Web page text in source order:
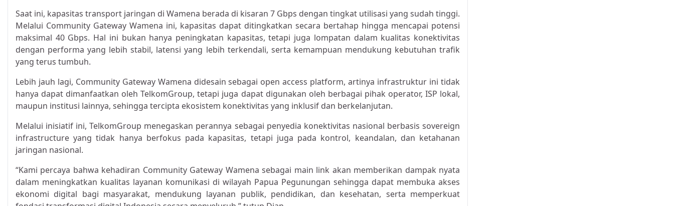
Saat ini, kapasitas transport jaringan di Wamena berada di kisaran 7 Gbps dengan tingkat utilisasi yang sudah tinggi.
Melalui Community Gateway Wamena ini, kapasitas dapat ditingkatkan secara bertahap hingga mencapai potensi
maksimal 40 Gbps. Hal ini bukan hanya peningkatan kapasitas, tetapi juga lompatan dalam kualitas konektivitas
dengan performa yang lebih stabil, latensi yang lebih terkendali, serta kemampuan mendukung kebutuhan trafik
yang terus tumbuh.
Lebih jauh lagi, Community Gateway Wamena didesain sebagai open access platform, artinya infrastruktur ini tidak
hanya dapat dimanfaatkan oleh TelkomGroup, tetapi juga dapat digunakan oleh berbagai pihak operator, ISP lokal,
maupun institusi lainnya, sehingga tercipta ekosistem konektivitas yang inklusif dan berkelanjutan.
Melalui inisiatif ini, TelkomGroup menegaskan perannya sebagai penyedia konektivitas nasional berbasis sovereign
infrastructure yang tidak hanya berfokus pada kapasitas, tetapi juga pada kontrol, keandalan, dan ketahanan
jaringan nasional.
“Kami percaya bahwa kehadiran Community Gateway Wamena sebagai main link akan memberikan dampak nyata
dalam meningkatkan kualitas layanan komunikasi di wilayah Papua Pegunungan sehingga dapat membuka akses
ekonomi digital bagi masyarakat, mendukung layanan publik, pendidikan, dan kesehatan, serta memperkuat